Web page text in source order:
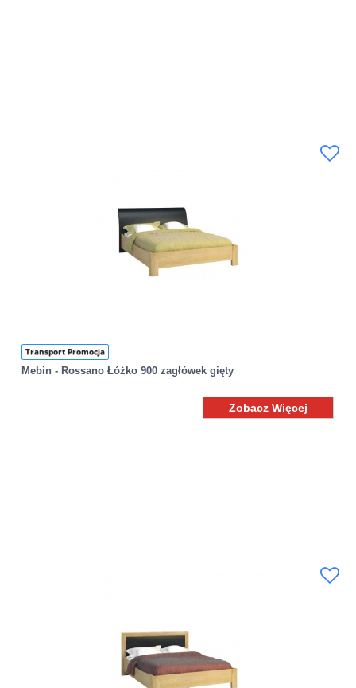
Transport Promocja
Mebin - Rossano Łóżko 900 zagłówek gięty
Zobacz Więcej